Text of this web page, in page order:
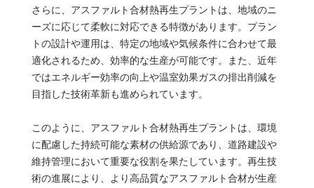
さらに、アスファルト合材熱再生プラントは、地域のニ
ーズに応じて柔軟に対応できる特徴があります。プラン
トの設計や運用は、特定の地域や気候条件に合わせて最
適化されるため、効率的な生産が可能です。また、近年
ではエネルギー効率の向上や温室効果ガスの排出削減を
目指した技術革新も進められています。
このように、アスファルト合材熱再生プラントは、環境
に配慮した持続可能な素材の供給源であり、道路建設や
維持管理において重要な役割を果たしています。再生技
術の進展により、より高品質なアスファルト合材が生産